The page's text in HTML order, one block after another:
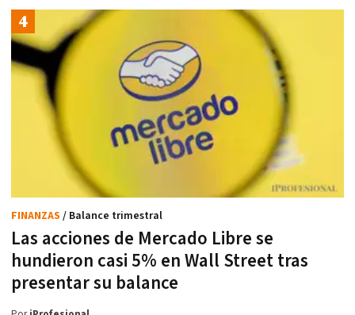
Las acciones de Mercado Libre se
hundieron casi 5% en Wall Street tras
presentar su balance
FINANZAS / Balance trimestral